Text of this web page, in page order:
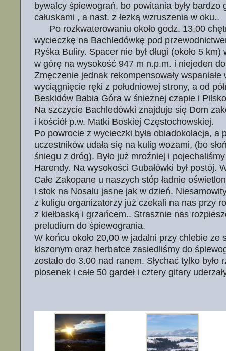
bywalcy śpiewograń, bo powitania były bardzo
całuskami , a nast. z łezką wzruszenia w oku..
Po rozkwaterowaniu około godz. 13,00
wycieczkę na Bachledówkę pod
Ryśka Buliry. Spacer nie był długi (około 5
w górę na wysokość 947 m n.p.m. i niejeden
Zmęczenie jednak rekompensowały wspaniałe
wyciągnięcie ręki z południowej strony, a od
Beskidów Babia Góra w śnieżnej czapie i
Na szczycie Bachledówki znajduje się Dom
i kościół p.w. Matki Boskiej Częstochowskiej.
Po powrocie z wycieczki była obiadokolacja, a
uczestników udała się na kulig wozami, (bo
śniegu z dróg). Było już mroźniej i
Harendy. Na wysokości Gubałówki był postój.
Całe Zakopane u naszych stóp ładnie
i stok na Nosalu jasne jak w dzień.
z kuligu organizatorzy już czekali na nas przy
z kiełbaską i grzańcem.. Strasznie nas
preludium do śpiewogrania.
W końcu około 20,00 w jadalni przy chlebie ze
kiszonym oraz herbatce zasiedliśmy do
zostało do 3.00 nad ranem. Słychać tylko było
piosenek i całe 50 gardeł i cztery gitary